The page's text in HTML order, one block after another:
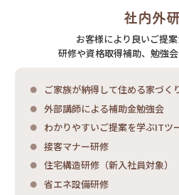
社内外
お客様により良いご提案
研修や資格取得補助、勉強会
ご家族が納得して住める家づく
外部講師による補助金勉強会
わかりやすいご提案を学ぶITツ
接客マナー研修
住宅構造研修（新入社員対象）
省エネ設備研修